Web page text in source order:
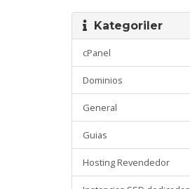
Kategoriler
cPanel
Dominios
General
Guias
Hosting Revendedor